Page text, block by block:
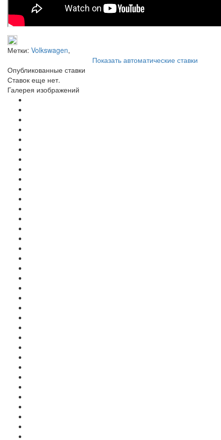
Метки: Volkswagen,
Показать автоматические ставки
Опубликованные ставки
Ставок еще нет.
Галерея изображений